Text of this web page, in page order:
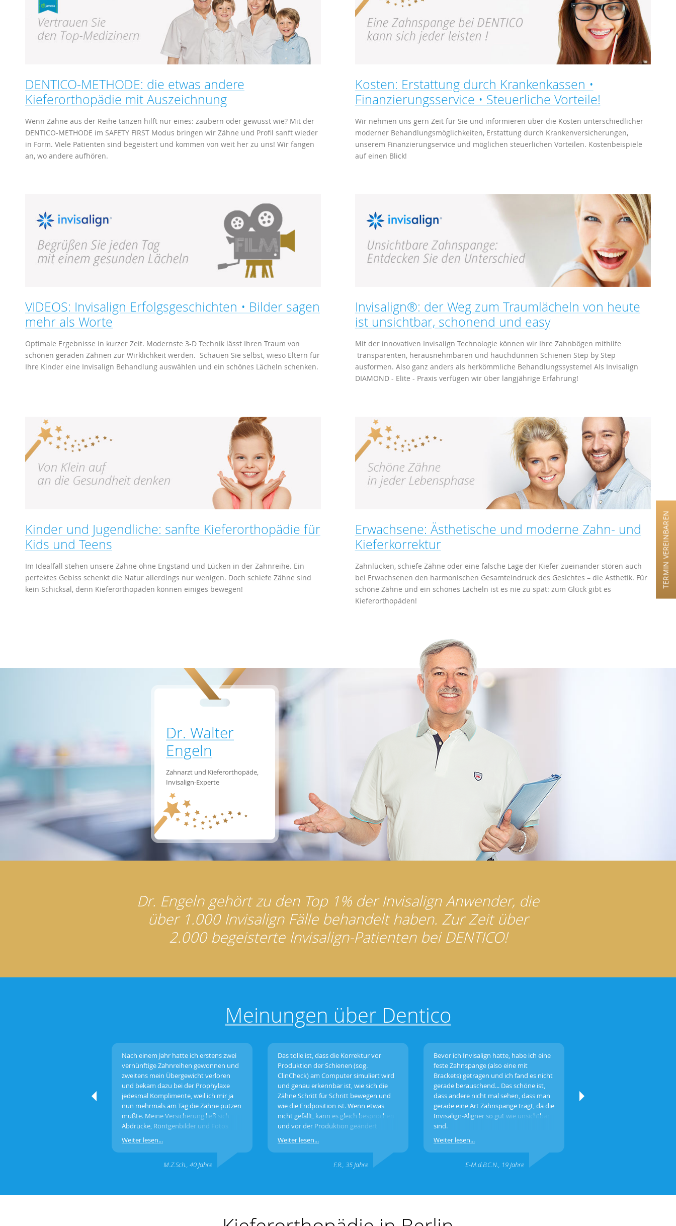
TERMIN VEREINBAREN
DENTICO-METHODE: die etwas andere
Kieferorthopädie mit Auszeichnung
Wenn Zähne aus der Reihe tanzen hilft nur eines: zaubern oder gewusst wie? Mit der
DENTICO-METHODE im SAFETY FIRST Modus bringen wir Zähne und Profil sanft wieder
in Form. Viele Patienten sind begeistert und kommen von weit her zu uns! Wir fangen
an, wo andere aufhören.
Kosten: Erstattung durch Krankenkassen •
Finanzierungsservice • Steuerliche Vorteile!
Wir nehmen uns gern Zeit für Sie und informieren über die Kosten unterschiedlicher
moderner Behandlungsmöglichkeiten, Erstattung durch Krankenversicherungen,
unserem Finanzierungservice und möglichen steuerlichen Vorteilen. Kostenbeispiele
auf einen Blick!
VIDEOS: Invisalign Erfolgsgeschichten • Bilder sagen
mehr als Worte
Optimale Ergebnisse in kurzer Zeit. Modernste 3-D Technik lässt Ihren Traum von
schönen geraden Zähnen zur Wirklichkeit werden. Schauen Sie selbst, wieso Eltern für
Ihre Kinder eine Invisalign Behandlung auswählen und ein schönes Lächeln schenken.
Invisalign®: der Weg zum Traumlächeln von heute
ist unsichtbar, schonend und easy
Mit der innovativen Invisalign Technologie können wir Ihre Zahnbögen mithilfe
transparenten, herausnehmbaren und hauchdünnen Schienen Step by Step
ausformen. Also ganz anders als herkömmliche Behandlungssysteme! Als Invisalign
DIAMOND - Elite - Praxis verfügen wir über langjährige Erfahrung!
Kinder und Jugendliche: sanfte Kieferorthopädie für
Kids und Teens
Im Idealfall stehen unsere Zähne ohne Engstand und Lücken in der Zahnreihe. Ein
perfektes Gebiss schenkt die Natur allerdings nur wenigen. Doch schiefe Zähne sind
kein Schicksal, denn Kieferorthopäden können einiges bewegen!
Erwachsene: Ästhetische und moderne Zahn- und
Kieferkorrektur
Zahnlücken, schiefe Zähne oder eine falsche Lage der Kiefer zueinander stören auch
bei Erwachsenen den harmonischen Gesamteindruck des Gesichtes – die Ästhetik. Für
schöne Zähne und ein schönes Lächeln ist es nie zu spät: zum Glück gibt es
Kieferorthopäden!
Dr. Walter
Engeln
Zahnarzt und Kieferorthopäde,
Invisalign-Experte
Dr. Engeln gehört zu den Top 1% der Invisalign Anwender, die
über 1.000 Invisalign Fälle behandelt haben. Zur Zeit über
2.000 begeisterte Invisalign-Patienten bei DENTICO!
Meinungen über Dentico
Nach einem Jahr hatte ich erstens zwei
vernünftige Zahnreihen gewonnen und
zweitens mein Übergewicht verloren
und bekam dazu bei der Prophylaxe
jedesmal Komplimente, weil ich mir ja
nun mehrmals am Tag die Zähne putzen
mußte. Meine Versicherung ließ sich
Abdrücke, Röntgenbilder und Fotos
schicken, war vom Erfolg der
Behandlung überzeugt und zahlte ihren
Weiter lesen...
M.Z.Sch., 40 Jahre
Das tolle ist, dass die Korrektur vor
Produktion der Schienen (sog.
ClinCheck) am Computer simuliert wird
und genau erkennbar ist, wie sich die
Zähne Schritt für Schritt bewegen und
wie die Endposition ist. Wenn etwas
nicht gefällt, kann es gleich besprochen
und vor der Produktion geändert
werden.
Weiter lesen...
F.R., 35 Jahre
Bevor ich Invisalign hatte, habe ich eine
feste Zahnspange (also eine mit
Brackets) getragen und ich fand es nicht
gerade berauschend... Das schöne ist,
dass andere nicht mal sehen, dass man
gerade eine Art Zahnspange trägt, da die
Invisalign-Aligner so gut wie unsichtbar
sind.
Weiter lesen...
E-M.d.B.C.N., 19 Jahre